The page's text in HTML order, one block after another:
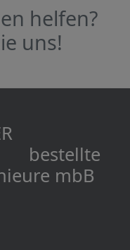
helfen?
uns!
mbB